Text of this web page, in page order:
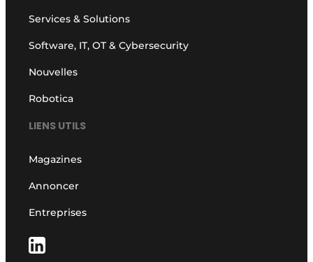
Services & Solutions
Software, IT, OT & Cybersecurity
Nouvelles
Robotica
LIENS UTILS
Magazines
Annoncer
Entreprises